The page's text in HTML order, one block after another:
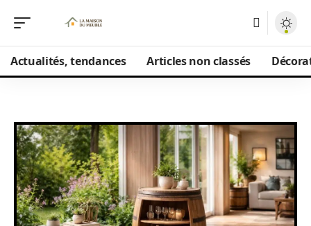
Actualités, tendances Articles non classés